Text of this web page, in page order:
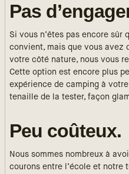
Pas
Si vous n’êtes pas encore sûr
convient, mais que vous avez
votre côté nature, nous vous
Cette option est encore plus
expérience de camping à
tenaille de la tester, façon
Peu coûteux.
Nous sommes nombreux à
courons entre l’école et notre